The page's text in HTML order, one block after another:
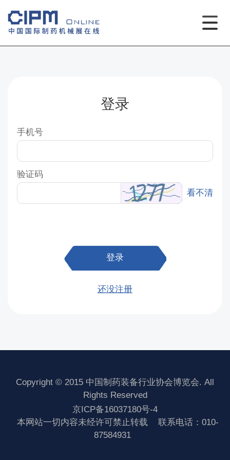
登录
手机号
验证码
看不清
登录
还没注册
Copyright © 2015 中国制药装备行业协会博览会. All
Rights Reserved
京ICP备16037180号-4
本网站一切内容未经许可禁止转载
联系电话：010-
87584931